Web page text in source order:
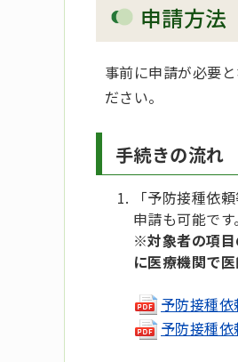
申請方法
事前に申請が必要
ださい。
手続きの流れ
「予防接種依
申請も可能です。
※対象者の項目
に医療機関で
予防接種
予防接種